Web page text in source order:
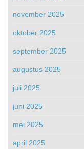
november 2025
oktober 2025
september 2025
augustus 2025
juli 2025
juni 2025
mei 2025
april 2025